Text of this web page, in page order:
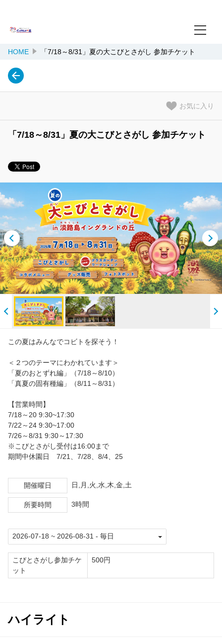
言語
日本語
HOME 「7/18～8/31」夏の大こびとさがし 参加チケット
「7/18～8/31」夏の大こびとさがし 参加チケット
お気に入り
この夏はみんなでコビトを探そう！
＜２つのテーマにわかれています＞
「夏のおとずれ編」（7/18～8/10）
「真夏の固有種編」（8/11～8/31）
【営業時間】
7/18～20 9:30~17:30
7/22～24 9:30~17:00
7/26～8/31 9:30～17:30
※こびとさがし受付は16:00まで
期間中休園日 7/21、7/28、8/4、25
開催曜日 日,月,火,水,木,金,土
所要時間 3時間
こびとさがし参加チケ
ット
500円
ハイライト